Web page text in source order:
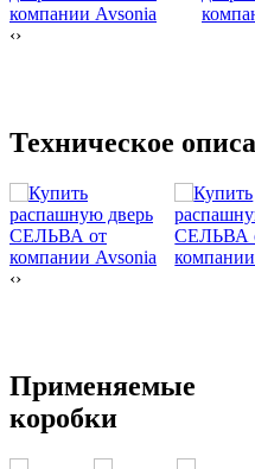
‹›
Техническое
‹›
Применяемые
коробки